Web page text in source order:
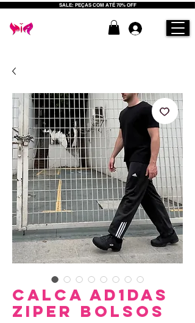
SALE: PEÇAS COM ATÉ 70% OFF
Calca Ad1das
Ziper Bolsos